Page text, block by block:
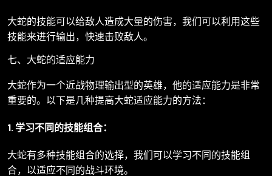
大蛇的技能可以给敌人造成大量的伤害，我们可以利用这些
技能来进行输出，快速击败敌人。
七、大蛇的适应能力
大蛇作为一个近战物理输出型的英雄，他的适应能力是非常
重要的。以下是几种提高大蛇适应能力的方法：
1. 学习不同的技能组合：
大蛇有多种技能组合的选择，我们可以学习不同的技能组
合，以适应不同的战斗环境。